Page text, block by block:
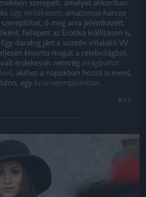
szerepelt, amelyet akkoriban
úgy emlékezett, amazonos-harcos
ő meg arra jelentkezett.
fellépett az Erotika kiállításon is,
darabig járt a szintén villalakó VV
kivonta magát a celebvilágból,
érdekessé: nemrég virágboltot
, akihez a napokban hozzá is ment,
egy krisnatemplomban.
Jön még kép!